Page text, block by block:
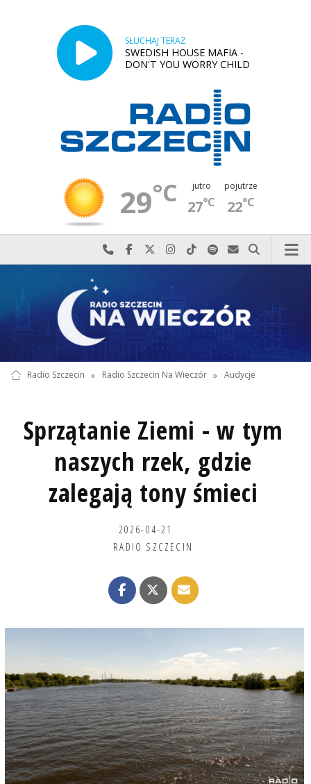
SŁUCHAJ TERAZ
SWEDISH HOUSE MAFIA -
DON'T YOU WORRY CHILD
29°C jutro
27°C
pojutrze
22°C
Najlepiej po prostu do nas zadzwoń
Odwiedź nas na Facebook-u
Odwiedź nas na X
Odwiedź nas na Instagram-ie
Odwiedź nas na TikTok-u
Szukaj nas na Spotify
Wyślij do nas
Szukaj
Radio Szczecin » Radio Szczecin Na Wieczór » Audycje
Sprzątanie Ziemi - w tym
naszych rzek, gdzie
zalegają tony śmieci
2026-04-21
RADIO SZCZECIN